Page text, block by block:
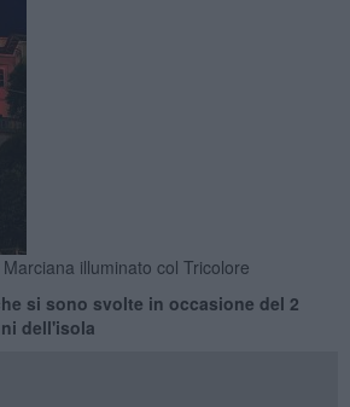
illuminato col Tricolore
si sono svolte in occasione del 2
dell'isola